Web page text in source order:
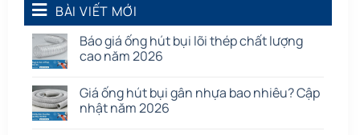
Quạt dân dụng
Tấm cao su
BÀI VIẾT MỚI
Báo giá ống hút bụi lõi thép chất lượng
cao năm 2026
Giá ống hút bụi gân nhựa bao nhiêu? Cập
nhật năm 2026